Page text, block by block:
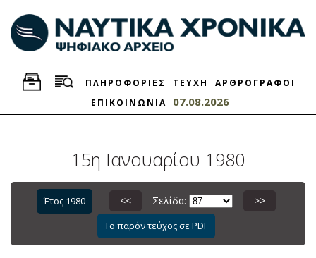
ΠΛΗΡΟΦΟΡΙΕΣ ΤΕΥΧΗ
ΑΡΘΡΟΓΡΑΦΟΙ
ΕΠΙΚΟΙΝΩΝΙΑ
07.08.2026
15η Ιανουαρίου 1980
Έτος 1980 << Σελίδα: >>
Το παρόν τεύχος σε PDF